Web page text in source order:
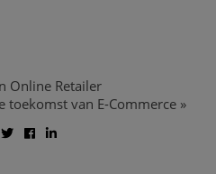
Online Retailer
toekomst van E-Commerce »